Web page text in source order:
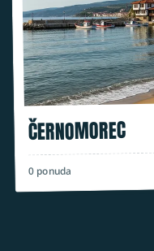
ČERNOMOREC
0 ponuda